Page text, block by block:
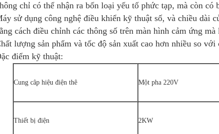
chỉ có thể nhận ra bốn loại yếu tố phức tạp, mà còn có
sử dụng công nghệ điều khiển kỹ thuật số, và chiều dài
cách điều chỉnh các thông số trên màn hình cảm ứng
lượng sản phẩm và tốc độ sản xuất cao hơn nhiều so với
điểm kỹ thuật:
Cung câp hiệu điện thê Một pha 220V
Thiết bị điện 2KW